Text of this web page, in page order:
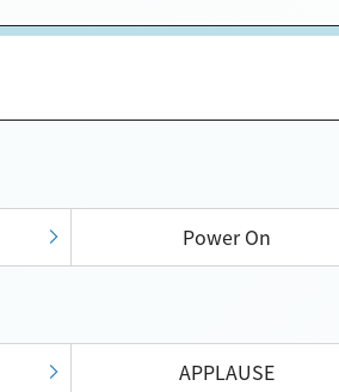
Power On
APPLAUSE